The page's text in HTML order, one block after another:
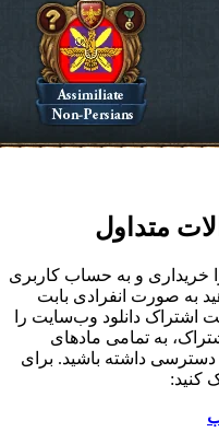
متداول
خریداری و به حساب کاربری
به صورت انفرادی بابت
اشتراک دانلود وب‌سایت را
به تمامی مادهای
داشته باشید. برای
کنید: